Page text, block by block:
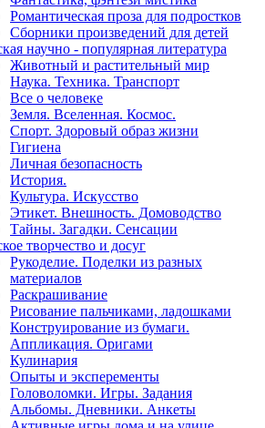
Романтическая проза для подростков
Сборники произведений для детей
научно - популярная литература
Животный и растительный мир
Наука. Техника. Транспорт
Все о человеке
Земля. Вселенная. Космос.
Спорт. Здоровый образ жизни
Гигиена
Личная безопасность
История.
Культура. Искусство
Этикет. Внешность. Домоводство
Тайны. Загадки. Сенсации
творчество и досуг
Рукоделие. Поделки из разных
материалов
Раскрашивание
Рисование пальчиками, ладошками
Конструирование из бумаги.
Аппликация. Оригами
Кулинария
Опыты и эксперементы
Головоломки. Игры. Задания
Альбомы. Дневники. Анкеты